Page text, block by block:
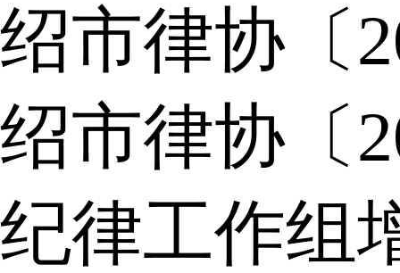
绍市律协〔
绍市律协〔
纪律工作组